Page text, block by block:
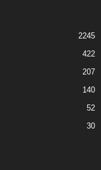
2245
422
207
140
52
30